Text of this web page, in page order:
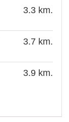
3.3 km.
3.7 km.
3.9 km.